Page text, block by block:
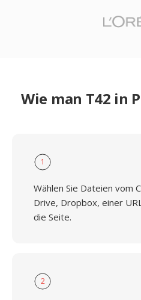
Wie man T42 in
1
Wählen Sie Dateien vom
Drive, Dropbox, einer
die Seite.
2